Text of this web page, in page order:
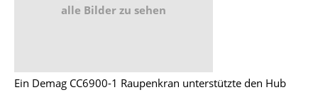
alle Bilder zu sehen
Ein Demag CC6900-1 Raupenkran unterstützte den Hub